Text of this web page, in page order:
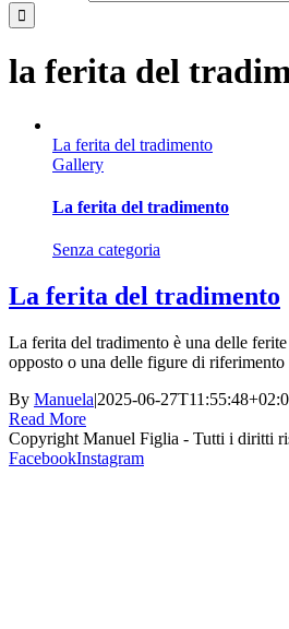
la ferita del
La ferita del tradimento
Gallery
La ferita del tradimento
Senza categoria
La ferita del tradimento
La ferita del tradimento è una delle
opposto o una delle figure di riferimento
By Manuela|2025-06-
Read More
Copyright Manuel Figlia - Tutti i diritti
FacebookInstagram